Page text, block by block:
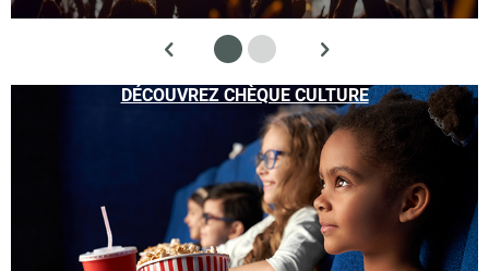
DÉCOUVREZ CHÈQUE CULTURE